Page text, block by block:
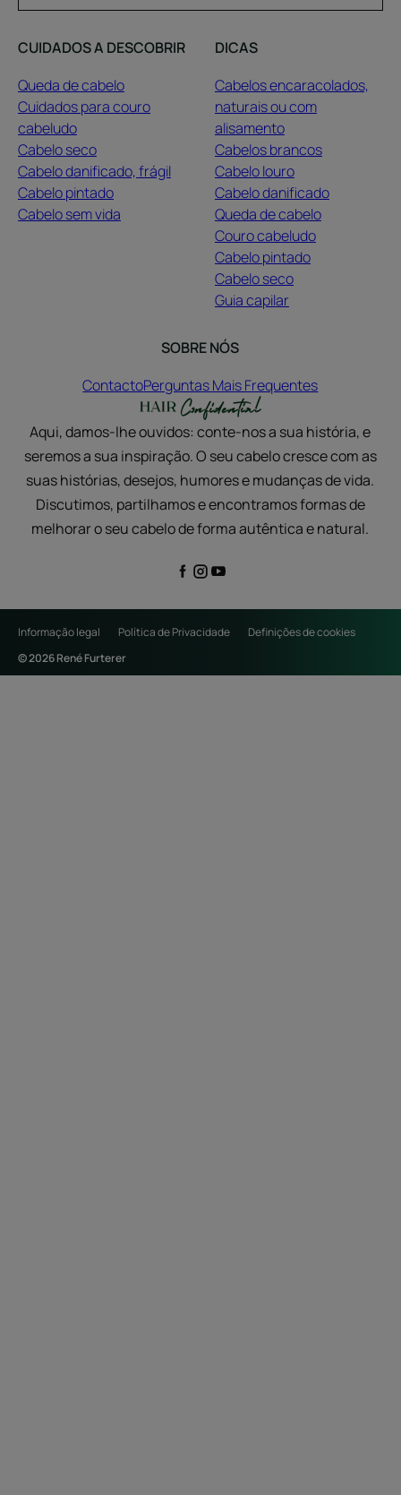
CUIDADOS A DESCOBRIR
Queda de cabelo
Cuidados para couro
cabeludo
Cabelo seco
Cabelo danificado, frágil
Cabelo pintado
Cabelo sem vida
DICAS
Cabelos encaracolados,
naturais ou com
alisamento
Cabelos brancos
Cabelo louro
Cabelo danificado
Queda de cabelo
Couro cabeludo
Cabelo pintado
Cabelo seco
Guia capilar
SOBRE NÓS
ContactoPerguntas Mais Frequentes
Aqui, damos-lhe ouvidos: conte-nos a sua história, e
seremos a sua inspiração. O seu cabelo cresce com as
suas histórias, desejos, humores e mudanças de vida.
Discutimos, partilhamos e encontramos formas de
melhorar o seu cabelo de forma autêntica e natural.
Informação legal Política de Privacidade
Definições de cookies
© 2026 René Furterer